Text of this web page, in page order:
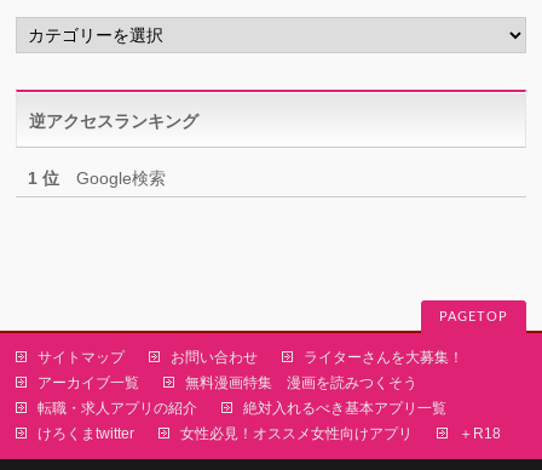
カ
テ
リ
ー逆アクセスランキング
1 位 Google検索
PAGETOP
サイトマップ お問い合わせ
ライターさんを大募集！
アーカイブ一覧
無料漫画特集 漫画を読みつくそう
転職・求人アプリの紹介
絶対入れるべき基本アプリ一覧
けろくまtwitter
女性必見！オススメ女性向けアプリ ＋R18